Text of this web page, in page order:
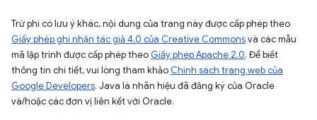
Trừ phi có lưu ý khác, nội dung của trang này được cấp phép theo
Giấy phép ghi nhận tác giả 4.0 của Creative Commonsvà các mẫu
mã lập trình được cấp phép theo Giấy phép Apache 2.0. Để biết
thông tin chi tiết, vui lòng tham khảo Chính sách trang web của
Google Developers. Java là nhãn hiệu đã đăng ký của Oracle
và/hoặc các đơn vị liên kết với Oracle.